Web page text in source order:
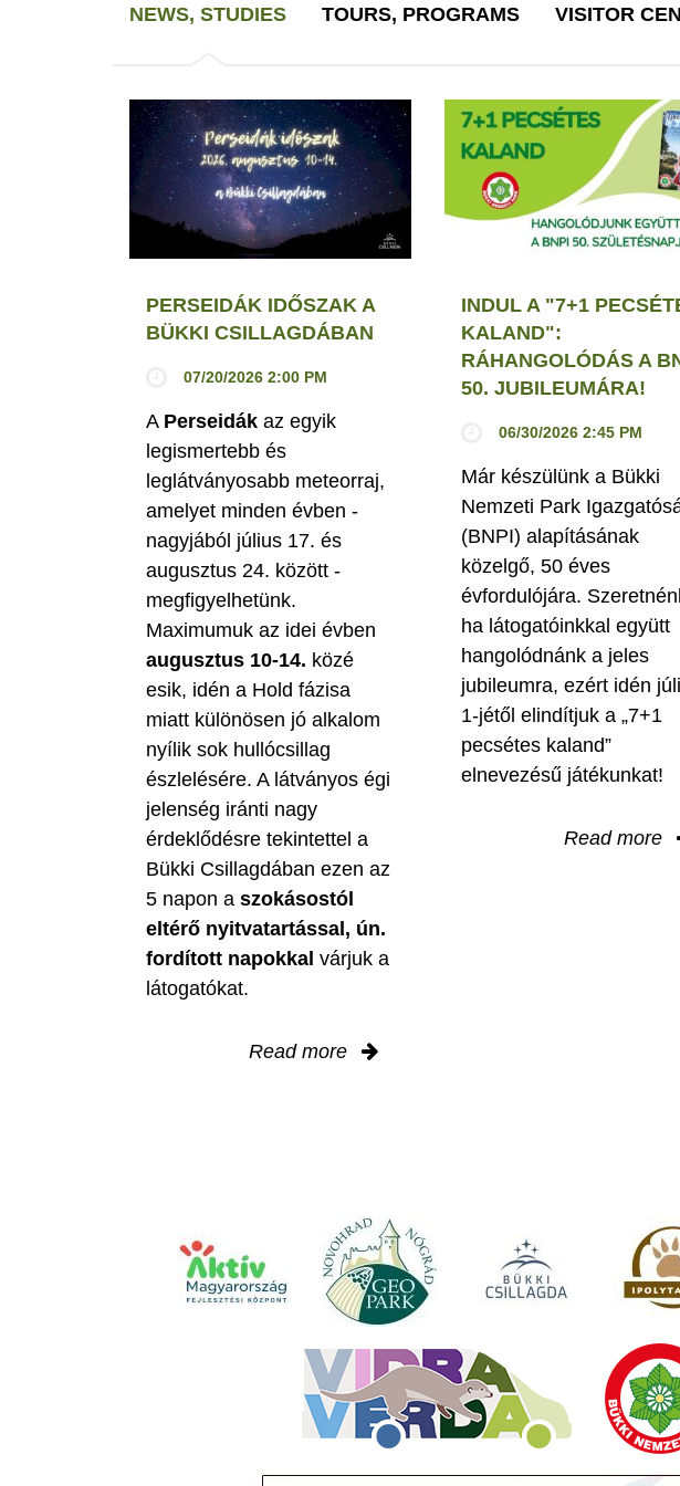
NEWS, STUDIES TOURS, PROGRAMS VISITOR
PERSEIDÁK IDŐSZAK A
BÜKKI CSILLAGDÁBAN
07/20/2026 2:00 PM
A Perseidák az egyik
legismertebb és
leglátványosabb meteorraj,
amelyet minden évben -
nagyjából július 17. és
augusztus 24. között -
megfigyelhetünk.
Maximumuk az idei évben
augusztus 10-14. közé
esik, idén a Hold fázisa
miatt különösen jó alkalom
nyílik sok hullócsillag
észlelésére. A látványos égi
jelenség iránti nagy
érdeklődésre tekintettel a
Bükki Csillagdában ezen az
5 napon a szokásostól
eltérő nyitvatartással, ún.
fordított napokkal várjuk a
látogatókat.
Read more
INDUL A "7+1
KALAND":
RÁHANGOLÓDÁS A
50. JUBILEUMÁRA!
06/30/2026 2:45 PM
Már készülünk a Bükki
Nemzeti Park
(BNPI) alapításának
közelgő, 50 éves
évfordulójára.
ha látogatóinkkal együtt
hangolódnánk a jeles
jubileumra, ezért idén
1-jétől elindítjuk a „7+1
pecsétes kaland”
elnevezésű játékunkat!
Read more